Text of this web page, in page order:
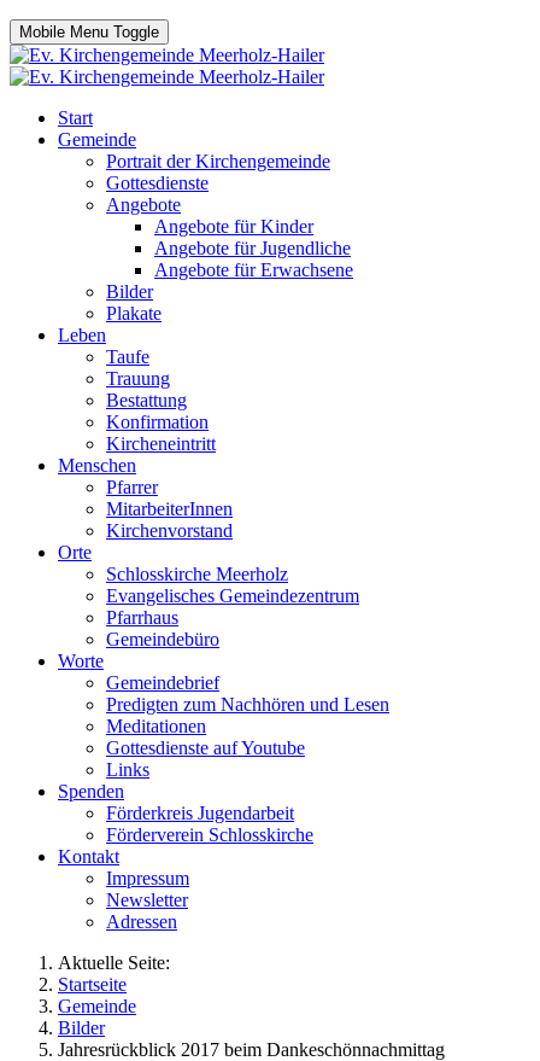
Mobile Menu Toggle
Start
Gemeinde
Portrait der Kirchengemeinde
Gottesdienste
Angebote
Angebote für Kinder
Angebote für Jugendliche
Angebote für Erwachsene
Bilder
Plakate
Leben
Taufe
Trauung
Bestattung
Konfirmation
Kircheneintritt
Menschen
Pfarrer
MitarbeiterInnen
Kirchenvorstand
Orte
Schlosskirche Meerholz
Evangelisches Gemeindezentrum
Pfarrhaus
Gemeindebüro
Worte
Gemeindebrief
Predigten zum Nachhören und Lesen
Meditationen
Gottesdienste auf Youtube
Links
Spenden
Förderkreis Jugendarbeit
Förderverein Schlosskirche
Kontakt
Impressum
Newsletter
Adressen
Aktuelle Seite:
Startseite
Gemeinde
Bilder
Jahresrückblick 2017 beim Dankeschönnachmittag